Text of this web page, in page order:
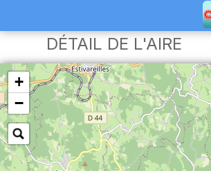
DÉTAIL DE L'AIRE
+
−